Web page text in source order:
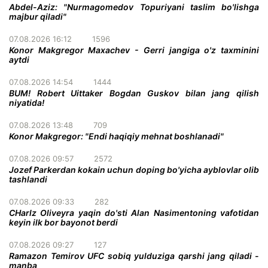
Abdel-Aziz: "Nurmagomedov Topuriyani taslim bo'lishga
majbur qiladi"
07.08.2026 16:12 1596
Konor Makgregor Maxachev - Gerri jangiga o'z taxminini
aytdi
07.08.2026 14:54 1444
BUM! Robert Uittaker Bogdan Guskov bilan jang qilish
niyatida!
07.08.2026 13:48 709
Konor Makgregor: "Endi haqiqiy mehnat boshlanadi"
07.08.2026 09:57 2572
Jozef Parkerdan kokain uchun doping bo'yicha ayblovlar olib
tashlandi
07.08.2026 09:33 282
CHarlz Oliveyra yaqin do'sti Alan Nasimentoning vafotidan
keyin ilk bor bayonot berdi
07.08.2026 09:27 127
Ramazon Temirov UFC sobiq yulduziga qarshi jang qiladi -
manba